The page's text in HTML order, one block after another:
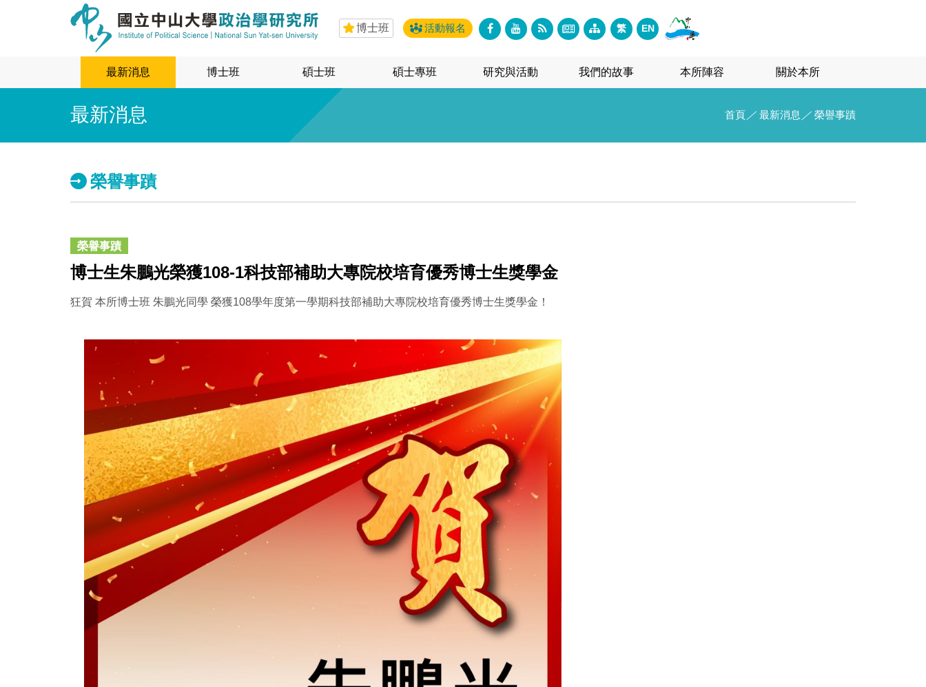
博士班 活動報名 繁 EN
最新消息 博士班 碩士班 碩士專班 研究與活動 我們的故事 本所陣容 關於本所
最新消息 首頁 ／ 最新消息 ／ 榮譽事蹟
榮譽事蹟
榮譽事蹟
博士生朱鵬光榮獲108-1科技部補助大專院校培育優秀博士生獎學金
狂賀 本所博士班 朱鵬光同學 榮獲108學年度第一學期科技部補助大專院校培育優秀博士生獎學金！